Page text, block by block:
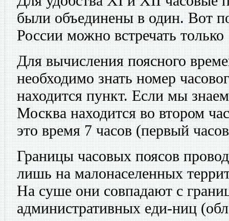
были объединены в один. Вот
России можно встречать только
Для вычисления поясного
необходимо знать номер
находится пункт. Если мы
Москва находится во втором
это время 7 часов (первый
Границы часовых поясов
лишь на малонаселенных
На суше они совпадают с
административных еди-ниц